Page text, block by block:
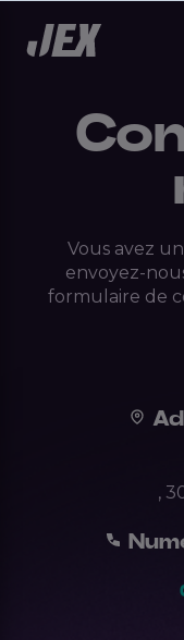
Vous avez
envoyez-
formulaire de
,